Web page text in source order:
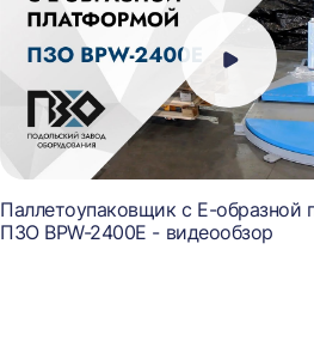
Паллетоупаковщик с Е-образной
ПЗО BPW-2400E - видеообзор